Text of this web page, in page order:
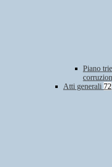
Piano
Atti generali 72